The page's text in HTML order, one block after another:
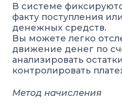
В системе
факту поступления
денежных средств.
Вы можете легко
движение денег по
анализировать
контролировать
Метод начисления